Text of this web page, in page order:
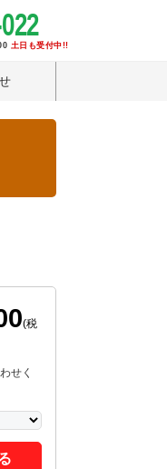
土日も受付中!!
(税
せく